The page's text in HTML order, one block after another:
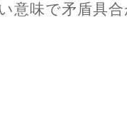
意味で矛盾具